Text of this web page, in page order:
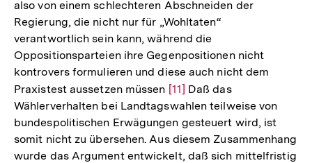
der
Fußnote
also von einem schlechteren Abschneiden der
Regierung, die nicht nur für „Wohltaten“
verantwortlich sein kann, während die
Oppositionsparteien ihre Gegenpositionen nicht
kontrovers formulieren und diese auch nicht dem
Praxistest aussetzen müssen Zur
Auflösung
der
Fußnote
[11] Daß das
Wählerverhalten bei Landtagswahlen teilweise von
bundespolitischen Erwägungen gesteuert wird, ist
somit nicht zu übersehen. Aus diesem Zusammenhang
wurde das Argument entwickelt, daß sich mittelfristig